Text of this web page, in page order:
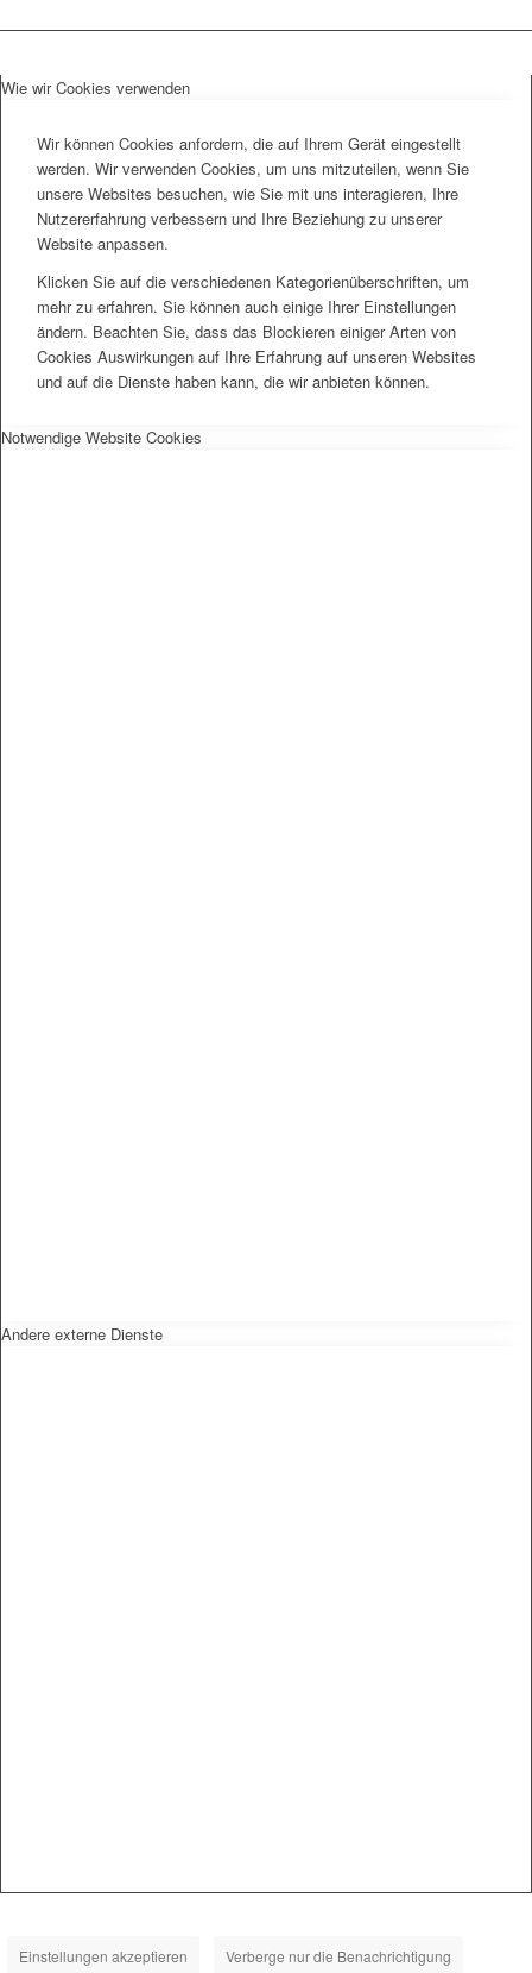
Wie wir Cookies verwenden
Wir können Cookies anfordern, die auf Ihrem Gerät eingestellt
werden. Wir verwenden Cookies, um uns mitzuteilen, wenn Sie
unsere Websites besuchen, wie Sie mit uns interagieren, Ihre
Nutzererfahrung verbessern und Ihre Beziehung zu unserer
Website anpassen.
Klicken Sie auf die verschiedenen Kategorienüberschriften, um
mehr zu erfahren. Sie können auch einige Ihrer Einstellungen
ändern. Beachten Sie, dass das Blockieren einiger Arten von
Cookies Auswirkungen auf Ihre Erfahrung auf unseren Websites
und auf die Dienste haben kann, die wir anbieten können.
Notwendige Website Cookies
Andere externe Dienste
Einstellungen akzeptieren Verberge nur die Benachrichtigung